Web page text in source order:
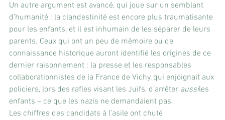
Un autre argument est avancé, qui joue sur un semblant
d’humanité : la clandestinité est encore plus traumatisante
pour les enfants, et il est inhumain de les séparer de leurs
parents. Ceux qui ont un peu de mémoire ou de
connaissance historique auront identifié les origines de ce
dernier raisonnement : la presse et les responsables
collaborationnistes de la France de Vichy, qui enjoignait aux
policiers, lors des rafles visant les Juifs, d’arrêter aussiles
enfants – ce que les nazis ne demandaient pas.
Les chiffres des candidats à l’asile ont chuté